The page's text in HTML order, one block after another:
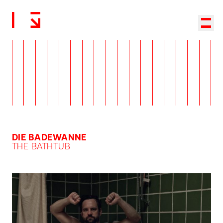
Zurück zur Startseite
DIE BADEWANNE
THE BATHTUB